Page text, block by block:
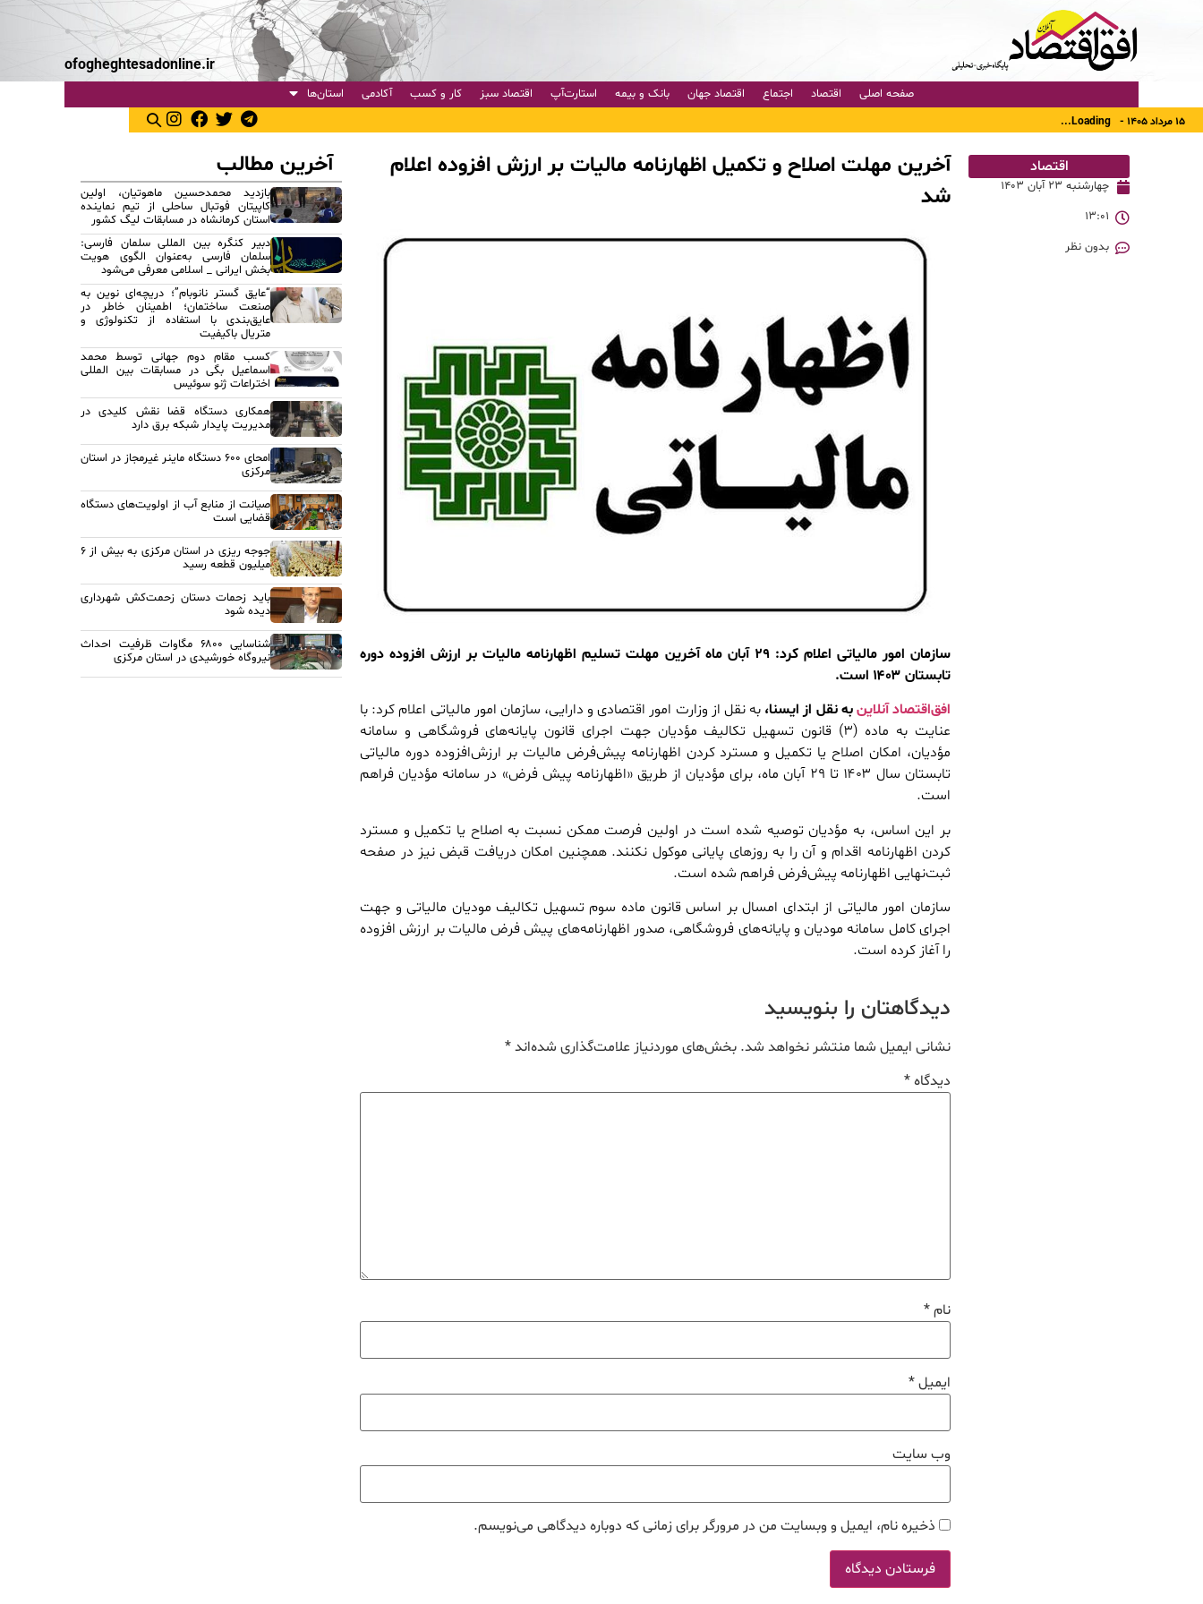
ofogheghtesadonline.ir
صفحه اصلی اقتصاد اجتماع اقتصاد جهان بانک و بیمه استارت‌آپ اقتصاد سبز کار و کسب آکادمی استان‌ها
۱۵ مرداد ۱۴۰۵ - Loading...
اقتصاد
چهارشنبه ۲۳ آبان ۱۴۰۳
۱۳:۰۱
بدون نظر
آخرین مهلت اصلاح و تکمیل اظهارنامه مالیات بر ارزش افزوده اعلام
شد
سازمان امور مالیاتی اعلام کرد: ۲۹ آبان ماه آخرین مهلت تسلیم اظهارنامه مالیات بر ارزش افزوده دوره
تابستان ۱۴۰۳ است.
افق‌اقتصاد آنلاینبه نقل از ایسنا، به نقل از وزارت امور اقتصادی و دارایی، سازمان امور مالیاتی اعلام کرد: با
عنایت به ماده (۳) قانون تسهیل تکالیف مؤدیان جهت اجرای قانون پایانه‌های فروشگاهی و سامانه
مؤدیان، امکان اصلاح یا تکمیل و مسترد کردن اظهارنامه پیش‌فرض مالیات بر ارزش‌افزوده دوره مالیاتی
تابستان سال ۱۴۰۳ تا ۲۹ آبان ماه، برای مؤدیان از طریق «اظهارنامه پیش فرض» در سامانه مؤدیان فراهم
است.
بر این اساس، به مؤدیان توصیه شده است در اولین فرصت ممکن نسبت به اصلاح یا تکمیل و مسترد
کردن اظهارنامه اقدام و آن را به روزهای پایانی موکول نکنند. همچنین امکان دریافت قبض نیز در صفحه
ثبت‌نهایی اظهارنامه پیش‌فرض فراهم شده است.
سازمان امور مالیاتی از ابتدای امسال بر اساس قانون ماده سوم تسهیل تکالیف مودیان مالیاتی و جهت
اجرای کامل سامانه مودیان و پایانه‌های فروشگاهی، صدور اظهارنامه‌های پیش فرض مالیات بر ارزش افزوده
را آغاز کرده است.
دیدگاهتان را بنویسید
نشانی ایمیل شما منتشر نخواهد شد. بخش‌های موردنیاز علامت‌گذاری شده‌اند*
دیدگاه*
نام*
ایمیل*
وب‌ سایت
ذخیره نام، ایمیل و وبسایت من در مرورگر برای زمانی که دوباره دیدگاهی می‌نویسم.
آخرین مطالب
بازدید محمدحسین ماهوتیان، اولین
کاپیتان فوتبال ساحلی از تیم نماینده
استان کرمانشاه در مسابقات لیگ کشور
دبیر کنگره بین المللی سلمان فارسی:
سلمان فارسی به‌عنوان الگوی هویت
بخش ایرانی _ اسلامی معرفی می‌شود
“عایق گستر نانوبام”؛ دریچه‌ای نوین به
صنعت ساختمان؛ اطمینان خاطر در
عایق‌بندی با استفاده از تکنولوژی و
متریال باکیفیت
کسب مقام دوم جهانی توسط محمد
اسماعیل بگی در مسابقات بین المللی
اختراعات ژنو سوئیس
همکاری دستگاه قضا نقش کلیدی در
مدیریت پایدار شبکه برق دارد
امحای ۶۰۰ دستگاه ماینر غیرمجاز در استان
مرکزی
صیانت از منابع آب از اولویت‌های دستگاه
قضایی است
جوجه ریزی در استان مرکزی به بیش از ۶
میلیون قطعه رسید
باید زحمات دستان زحمت‌کش شهرداری
دیده شود
شناسایی ۶۸۰۰ مگاوات ظرفیت احداث
نیروگاه خورشیدی در استان مرکزی